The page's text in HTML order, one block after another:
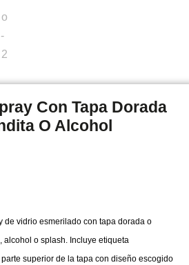
Con Tapa Dorada
O Alcohol
de vidrio esmerilado con tapa dorada o
o splash. Incluye etiqueta
superior de la tapa con diseño escogido